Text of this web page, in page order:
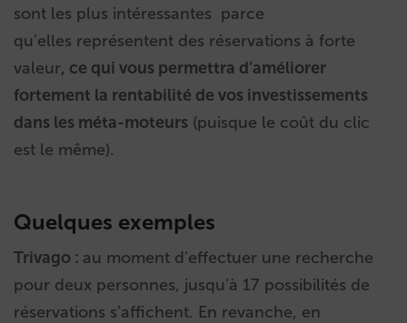
sont les plus intéressantes parce
qu’elles représentent des réservations à forte
valeur, ce qui vous permettra d’améliorer
fortement la rentabilité de vos investissements
dans les méta-moteurs (puisque le coût du clic
est le même).
Quelques exemples
Trivago : au moment d’effectuer une recherche
pour deux personnes, jusqu’à 17 possibilités de
réservations s’affichent. En revanche, en